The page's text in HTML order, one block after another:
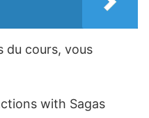
du cours, vous
with Sagas